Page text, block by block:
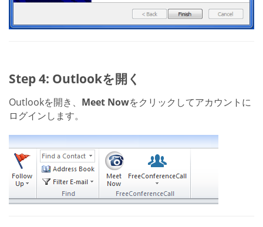
Step 4: Outlookを開く
Outlookを開き、 Meet Nowをクリックしてアカウントに
ログインします。